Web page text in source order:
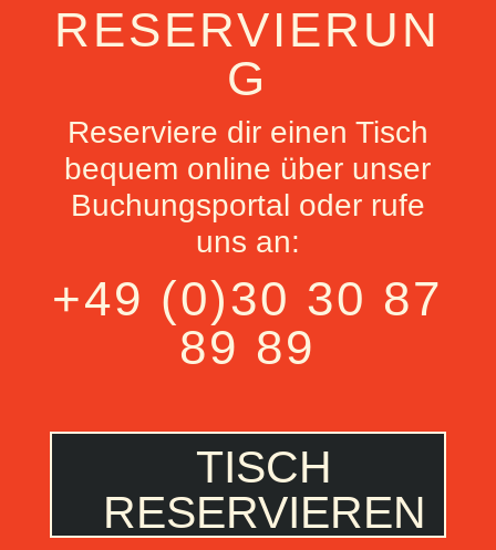
RESERVIERUN
G
Reserviere dir einen Tisch
bequem online über unser
Buchungsportal oder rufe
uns an:
+49 (0)30 30 87
89 89
TISCH
RESERVIEREN